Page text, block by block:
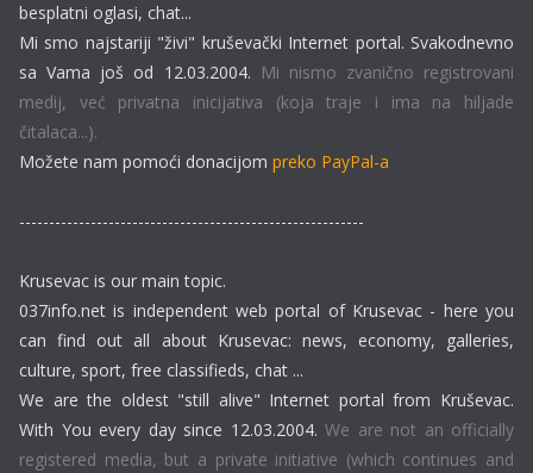
besplatni oglasi, chat...
Mi smo najstariji "živi" kruševački Internet portal. Svakodnevno
sa Vama još od 12.03.2004. Mi nismo zvanično registrovani
medij, već privatna inicijativa (koja traje i ima na hiljade
čitalaca...).
Možete nam pomoći donacijom preko PayPal-a
----------------------------------------------------------
Krusevac is our main topic.
037info.net is independent web portal of Krusevac - here you
can find out all about Krusevac: news, economy, galleries,
culture, sport, free classifieds, chat ...
We are the oldest "still alive" Internet portal from Kruševac.
With You every day since 12.03.2004. We are not an officially
registered media, but a private initiative (which continues and